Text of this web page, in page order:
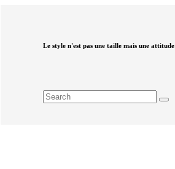
Le style n'est pas une taille mais une attitude